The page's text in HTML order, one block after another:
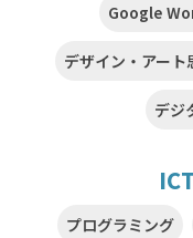
Google
デザイン・アート
デジ
プログラミング